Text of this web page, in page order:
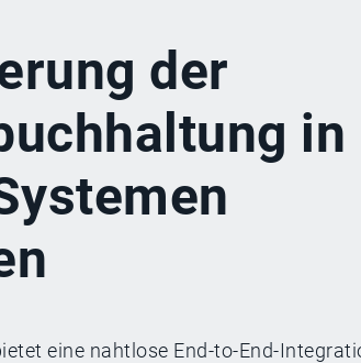
der
in
eine nahtlose End-to-End-